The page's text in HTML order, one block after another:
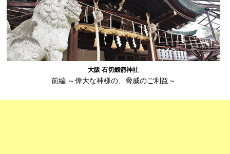
大阪 石切劔箭神社
前編 ～偉大な神様の、脅威のご利益～